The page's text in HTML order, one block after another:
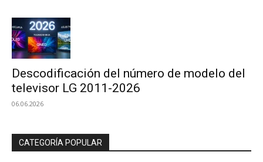
Descodificación del número de modelo del
televisor LG 2011-2026
06.06.2026
CATEGORÍA POPULAR